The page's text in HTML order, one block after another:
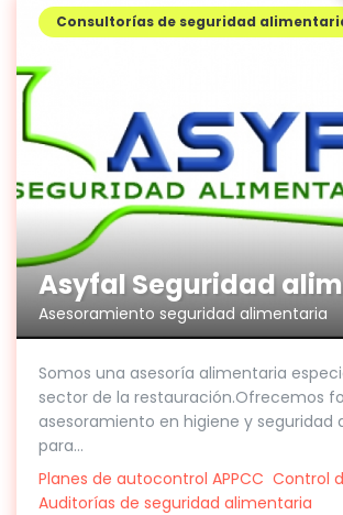
Asyfal Seguridad
Asesoramiento seguridad alimentaria
Consultorías de seguridad
Somos una asesoría alimentaria
sector de la restauración.Ofrecemos
asesoramiento en higiene y seguridad
para...
Planes de autocontrol APPCC Control
Auditorías de seguridad alimentaria